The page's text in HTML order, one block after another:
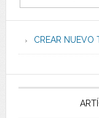
CREAR NUEVO